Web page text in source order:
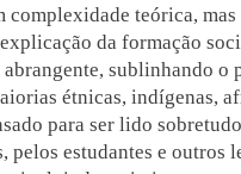
complexidade teórica,
da formação
sublinhando o
étnicas, indígenas,
para ser lido
estudantes e outros